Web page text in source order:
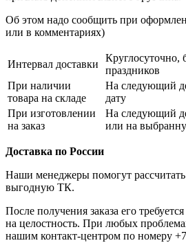
Об этом надо сообщить при
или в комментариях)
Интервал доставки
Круглосуточно,
праздников
При наличии
товара на складе
На следующий
дату
При изготовлении
на заказ
На следующий
или на
Доставка по России
Наши менеджеры помогут
выгодную ТК.
После получения заказа его
на целостность. При любых
нашим контакт-центром по номеру